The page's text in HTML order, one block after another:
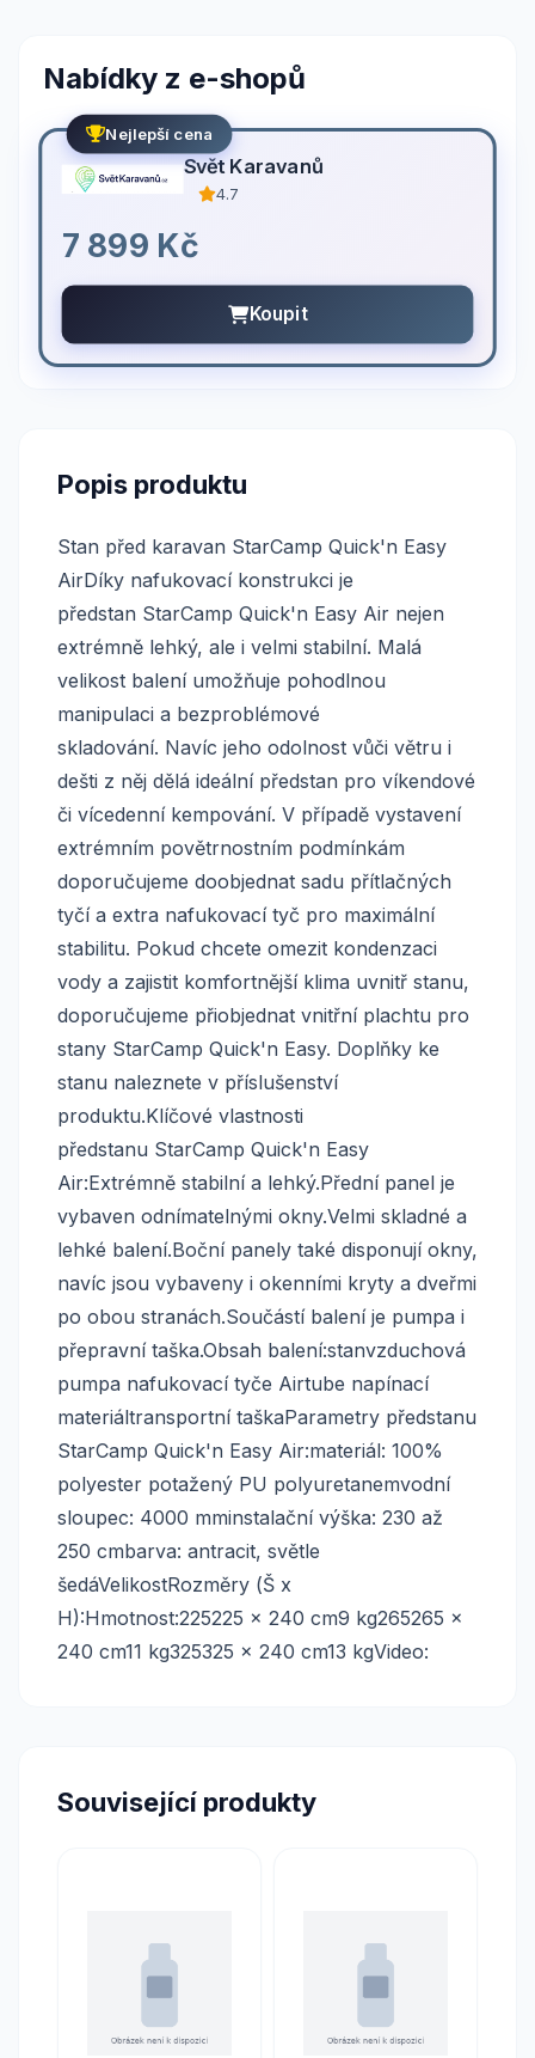
Nabídky z e-shopů
Nejlepší cena
Svět Karavanů
4.7
7 899 Kč
Koupit
Popis produktu
Stan před karavan StarCamp Quick'n Easy
AirDíky nafukovací konstrukci je
předstan StarCamp Quick'n Easy Air nejen
extrémně lehký, ale i velmi stabilní. Malá
velikost balení umožňuje pohodlnou
manipulaci a bezproblémové
skladování. Navíc jeho odolnost vůči větru i
dešti z něj dělá ideální předstan pro víkendové
či vícedenní kempování. V případě vystavení
extrémním povětrnostním podmínkám
doporučujeme doobjednat sadu přítlačných
tyčí a extra nafukovací tyč pro maximální
stabilitu. Pokud chcete omezit kondenzaci
vody a zajistit komfortnější klima uvnitř stanu,
doporučujeme přiobjednat vnitřní plachtu pro
stany StarCamp Quick'n Easy. Doplňky ke
stanu naleznete v příslušenství
produktu.Klíčové vlastnosti
předstanu StarCamp Quick'n Easy
Air:Extrémně stabilní a lehký.Přední panel je
vybaven odnímatelnými okny.Velmi skladné a
lehké balení.Boční panely také disponují okny,
navíc jsou vybaveny i okenními kryty a dveřmi
po obou stranách.Součástí balení je pumpa i
přepravní taška.Obsah balení:stanvzduchová
pumpa nafukovací tyče Airtube napínací
materiáltransportní taškaParametry předstanu
StarCamp Quick'n Easy Air:materiál: 100%
polyester potažený PU polyuretanemvodní
sloupec: 4000 mminstalační výška: 230 až
250 cmbarva: antracit, světle
šedáVelikostRozměry (Š x
H):Hmotnost:225225 x 240 cm9 kg265265 x
240 cm11 kg325325 x 240 cm13 kgVideo:
Související produkty